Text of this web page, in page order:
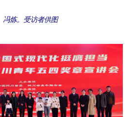
冯炼。受访者供图